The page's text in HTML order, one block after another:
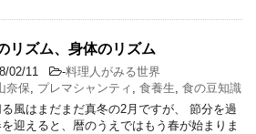
リズム、身体のリズム
02/11 -料理人がみる世界
奈保, プレマシャンティ , 食養生, 食の豆知識
風はまだまだ真冬の2月ですが、 節分を過
を迎えると、暦のうえではもう春が始まりま